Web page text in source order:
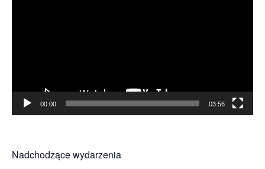
00:00 03:56
Nadchodzące wydarzenia